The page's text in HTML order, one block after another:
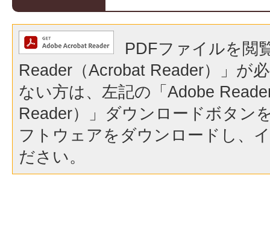
PDFファイルを閲
Reader（Acrobat Reader）」が
ない方は、左記の「Adobe
Reader）」ダウンロードボタン
フトウェアをダウンロードし、
ださい。